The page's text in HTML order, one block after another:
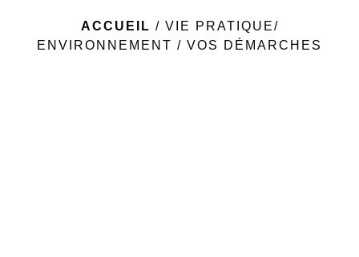
ACCUEIL / VIE PRATIQUE/
ENVIRONNEMENT / VOS DÉMARCHES